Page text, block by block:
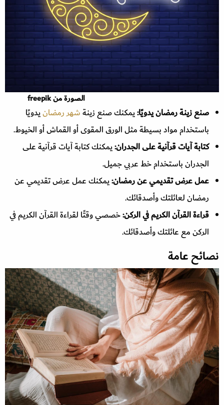
الصورة من freepik
صنع زينة رمضان يدويًا:يمكنك صنع زينةشهر رمضانيدويًا
باستخدام مواد بسيطة مثل الورق المقوى أو القماش أو الخيوط.
كتابة آيات قرآنية على الجدران:يمكنك كتابة آيات قرآنية على
الجدران باستخدام خط عربي جميل.
عمل عرض تقديمي عن رمضان:يمكنك عمل عرض تقديمي عن
رمضان لعائلتك وأصدقائك.
قراءة القرآن الكريم في الركن:خصصي وقتًا لقراءة القرآن الكريم في
الركن مع عائلتك وأصدقائك.
نصائح عامة